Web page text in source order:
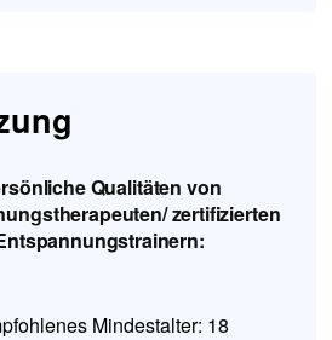
Qualitäten von
zertifizierten
Mindestalter: 18